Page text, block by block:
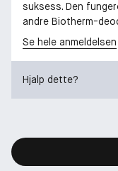
suksess. Den
andre Biotherm-
Se hele anmeldelsen
Hjalp dette?